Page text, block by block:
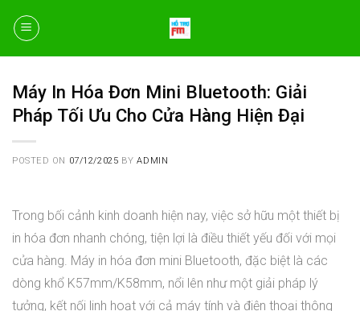
content
Máy In Hóa Đơn Mini Bluetooth: Giải
Pháp Tối Ưu Cho Cửa Hàng Hiện Đại
POSTED ON 07/12/2025 BYADMIN
Trong bối cảnh kinh doanh hiện nay, việc sở hữu một thiết bị
in hóa đơn nhanh chóng, tiện lợi là điều thiết yếu đối với mọi
cửa hàng. Máy in hóa đơn mini Bluetooth, đặc biệt là các
dòng khổ K57mm/K58mm, nổi lên như một giải pháp lý
tưởng, kết nối linh hoạt với cả máy tính và điện thoại thông